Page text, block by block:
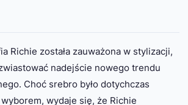
Richie została zauważona w stylizacji,
nadejście nowego trendu
Choć srebro było dotychczas
wydaje się, że Richie